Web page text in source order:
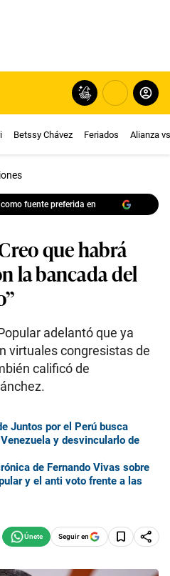
Betssy Chávez Feriados Alianza
fuente preferida en
que habrá
la bancada del
adelantó que ya
virtuales congresistas de
calificó de
Juntos por el Perú busca
y desvincularlo de
de Fernando Vivas sobre
y el anti voto frente a las
Seguir en